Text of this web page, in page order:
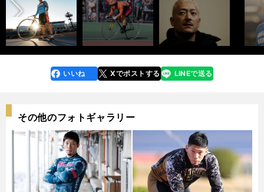
faceboo
k
いいね Xでポストする
line LINEで送る
その他のフォトギャラリー